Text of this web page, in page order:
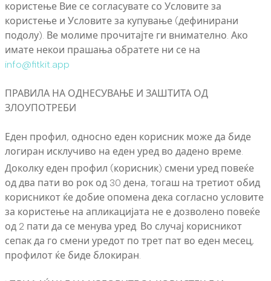
користење Вие се согласувате со Условите за
користење и Условите за купување (дефинирани
подолу). Ве молиме прочитајте ги внимателно. Ако
имате некои прашања обратете ни се на
info@fitkit.app
ПРАВИЛА НА ОДНЕСУВАЊЕ И ЗАШТИТА ОД
ЗЛОУПОТРЕБИ
Еден профил, односно еден корисник може да биде
логиран исклучиво на еден уред во дадено време.
Доколку еден профил (корисник) смени уред повеќе
од два пати во рок од 30 дена, тогаш на третиот обид
корисникот ќе добие опомена дека согласно условите
за користење на апликацијата не е дозволено повеќе
од 2 пати да се менува уред. Во случај корисникот
сепак да го смени уредот по трет пат во еден месец,
профилот ќе биде блокиран.